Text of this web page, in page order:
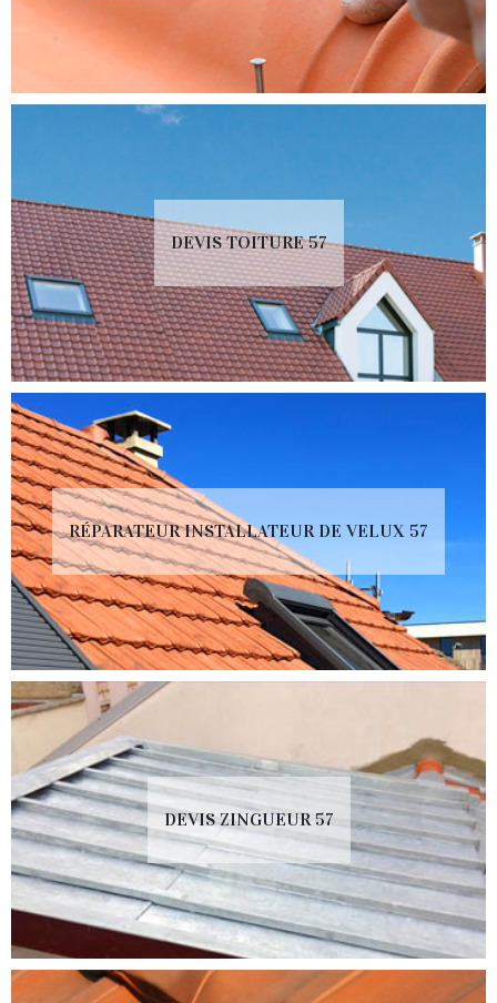
DEVIS TOITURE 57
RÉPARATEUR INSTALLATEUR DE VELUX 57
DEVIS ZINGUEUR 57